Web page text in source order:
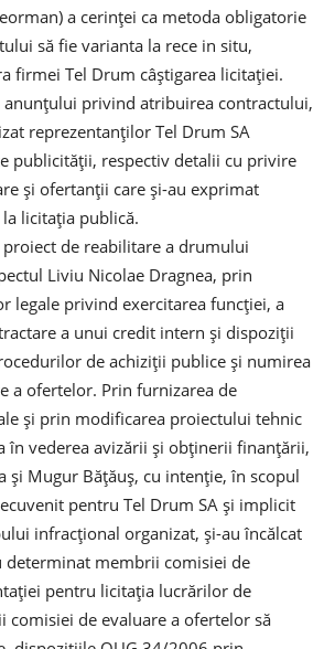
a cerinței ca metoda obligatorie
să fie varianta la rece in situ,
firmei Tel Drum câștigarea licitației.
anunțului privind atribuirea contractului,
reprezentanților Tel Drum SA
publicității, respectiv detalii cu privire
și ofertanții care și-au exprimat
licitația publică.
proiect de reabilitare a drumului
Liviu Nicolae Dragnea, prin
legale privind exercitarea funcției, a
a unui credit intern și dispoziții
de achiziții publice și numirea
a ofertelor. Prin furnizarea de
și prin modificarea proiectului tehnic
în vederea avizării și obținerii finanțării,
și Mugur Bățăuș, cu intenție, în scopul
pentru Tel Drum SA și implicit
infracțional organizat, și-au încălcat
determinat membrii comisiei de
pentru licitația lucrărilor de
comisiei de evaluare a ofertelor să